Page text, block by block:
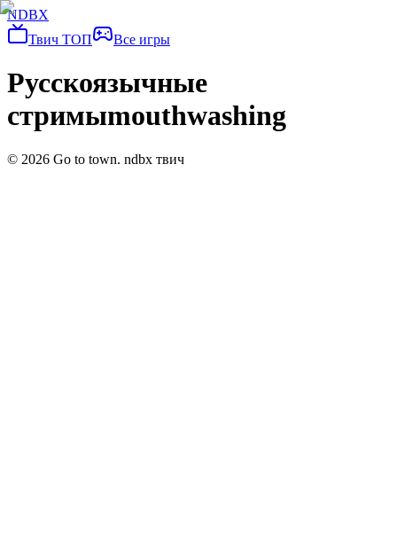
NDBX
Твич ТОП
Все игры
Русскоязычные
стримыmouthwashing
© 2026 Go to town. ndbx твич